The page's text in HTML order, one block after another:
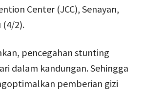
Center (JCC), Senayan,
(4/2).
pencegahan stunting
dalam kandungan. Sehingga
pemberian gizi